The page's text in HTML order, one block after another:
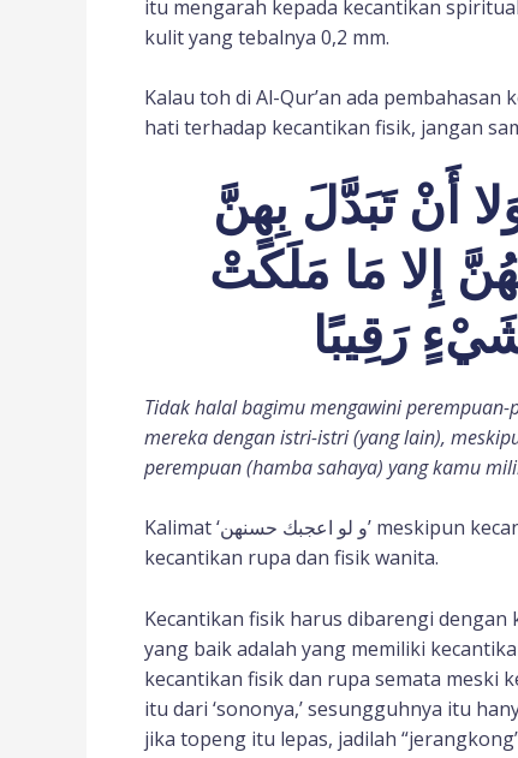
itu mengarah kepada kecantikan
kulit yang tebalnya 0,2 mm.
Kalau toh di Al-Qur’an ada
hati terhadap kecantikan fisik, jangan
أَنْ تَبَدَّلَ بِهِنَّ
إِلا مَا مَلَكَتْ
رَقِيبًا
Tidak halal bagimu mengawini
mereka dengan istri-istri (yang lain),
perempuan (hamba sahaya) yang kamu
Kalimat ‘و لو اعجبك حسنهن’ meskipun kecantikannya menarik hatimu, adalah keindahan dan
kecantikan rupa dan fisik wanita.
Kecantikan fisik harus dibarengi
yang baik adalah yang memiliki
kecantikan fisik dan rupa semata meski
itu dari ‘sononya,’ sesungguhnya itu
jika topeng itu lepas, jadilah